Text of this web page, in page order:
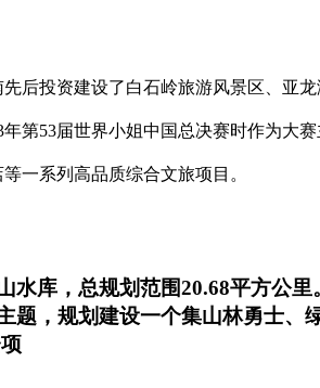
后投资建设了白石岭旅游风景区、亚
第53届世界小姐中国总决赛时作为大
一系列高品质综合文旅项目。
库，总规划范围20.68平方公
，规划建设一个集山林勇士、